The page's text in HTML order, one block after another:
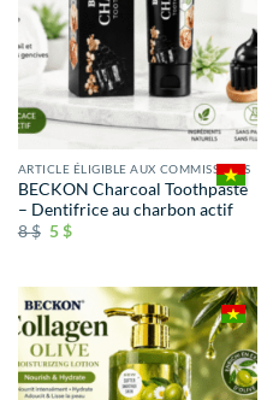
ARTICLE ÉLIGIBLE AUX COMMISSIONS
BECKON Charcoal Toothpaste
– Dentifrice au charbon actif
8$ 5$